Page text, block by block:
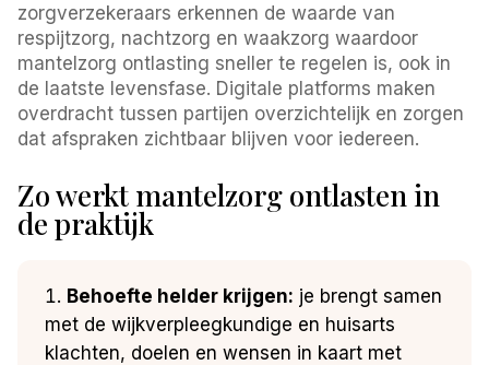
zorgverzekeraars erkennen de waarde van
respijtzorg, nachtzorg en waakzorg waardoor
mantelzorg ontlasting sneller te regelen is, ook in
de laatste levensfase. Digitale platforms maken
overdracht tussen partijen overzichtelijk en zorgen
dat afspraken zichtbaar blijven voor iedereen.
Zo werkt mantelzorg ontlasten in
de praktijk
Behoefte helder krijgen: je brengt samen
met de wijkverpleegkundige en huisarts
klachten, doelen en wensen in kaart met